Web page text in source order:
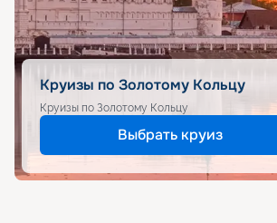
Круизы по Золотому Кольцу
Круизы по Золотому Кольцу
Выбрать круиз